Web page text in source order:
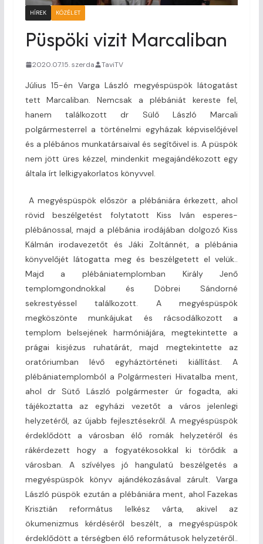
HÍREK KÖZÉLET
Püspöki vizit Marcaliban
2020.07.15. szerda TaviTV
Július 15-én Varga László megyéspüspök látogatást
tett Marcaliban. Nemcsak a plébániát kereste fel,
hanem találkozott dr Sülő László Marcali
polgármesterrel a történelmi egyházak képviselőjével
és a plébános munkatársaival és segítőivel is. A püspök
nem jött üres kézzel, mindenkit megajándékozott egy
általa írt lelkigyakorlatos könyvvel.
A megyéspüspök először a plébániára érkezett, ahol
rövid beszélgetést folytatott Kiss Iván esperes-
plébánossal, majd a plébánia irodájában dolgozó Kiss
Kálmán irodavezetőt és Jáki Zoltánnét, a plébánia
könyvelőjét látogatta meg és beszélgetett el velük..
Majd a plébániatemplomban Király Jenő
templomgondnokkal és Döbrei Sándorné
sekrestyéssel találkozott. A megyéspüspök
megköszönte munkájukat és rácsodálkozott a
templom belsejének harmóniájára, megtekintette a
prágai kisjézus ruhatárát, majd megtekintette az
oratóriumban lévő egyháztörténeti kiállítást. A
plébániatemplomból a Polgármesteri Hivatalba ment,
ahol dr Sütő László polgármester úr fogadta, aki
tájékoztatta az egyházi vezetőt a város jelenlegi
helyzetéről, az újabb fejlesztésekről. A megyéspüspök
érdeklődött a városban élő romák helyzetéről és
rákérdezett hogy a fogyatékosokkal ki törődik a
városban. A szívélyes jó hangulatú beszélgetés a
megyéspüspök könyv ajándékozásával zárult. Varga
László püspök ezután a plébániára ment, ahol Fazekas
Krisztián református lelkész várta, akivel az
ökumenizmus kérdéséről beszélt, a megyéspüspök
érdeklődött a térségben élő reformátusok helyzetéről..